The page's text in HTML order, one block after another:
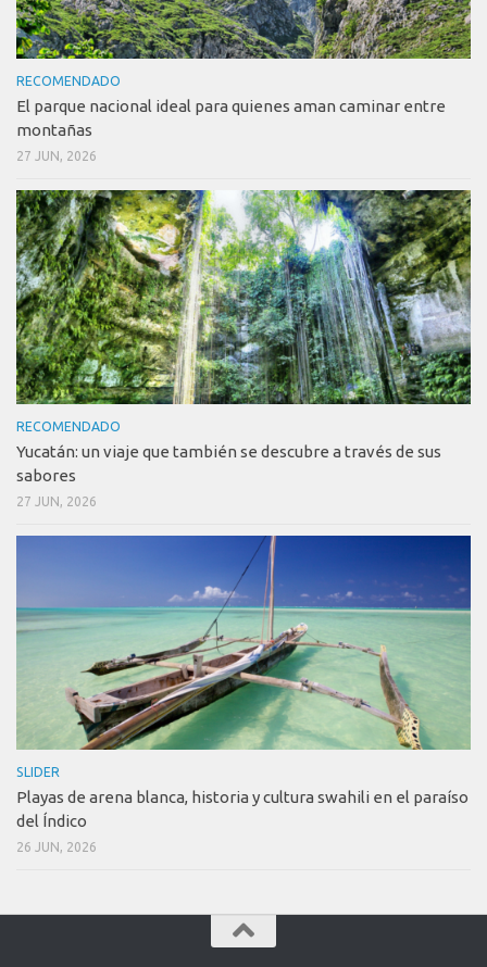
RECOMENDADO
El parque nacional ideal para quienes aman caminar entre
montañas
27 JUN, 2026
RECOMENDADO
Yucatán: un viaje que también se descubre a través de sus
sabores
27 JUN, 2026
SLIDER
Playas de arena blanca, historia y cultura swahili en el paraíso
del Índico
26 JUN, 2026